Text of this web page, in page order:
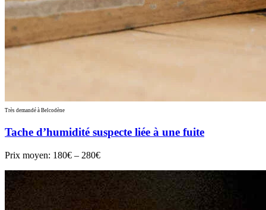
Très demandé à Belcodène
Tache d’humidité suspecte liée à une fuite
Prix moyen: 180€ – 280€